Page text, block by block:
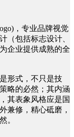
，专业品牌视觉
（包括标志设计、
企业提供成熟的全
形式，不只是技
略的必然；其内涵
其表象风格应是国
兼修，精心砥磨，
。